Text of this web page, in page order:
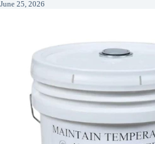
June 25, 2026